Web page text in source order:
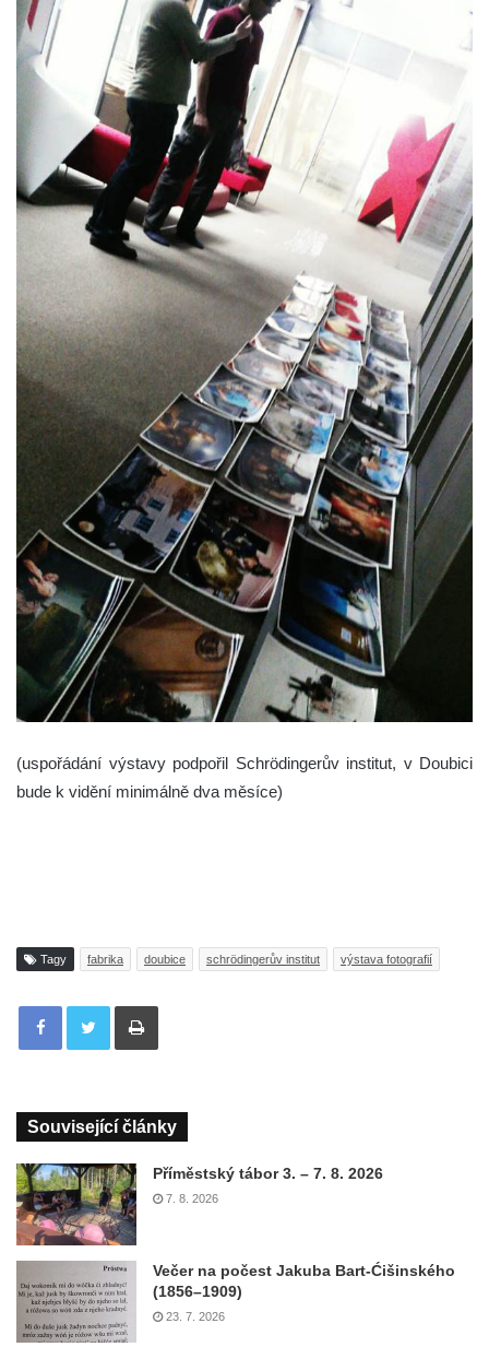
(uspořádání výstavy podpořil Schrödingerův institut, v Doubici
bude k vidění minimálně dva měsíce)
Tagy fabrika doubice schrödingerův institut výstava fotografií
Tisknout
Související články
Příměstský tábor 3. – 7. 8. 2026
7. 8. 2026
Večer na počest Jakuba Bart-Ćišinského
(1856–1909)
23. 7. 2026